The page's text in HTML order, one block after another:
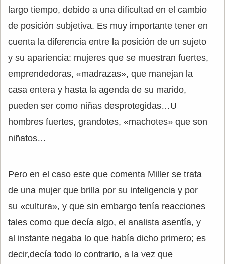
largo tiempo, debido a una dificultad en el cambio
de posición subjetiva. Es muy importante tener en
cuenta la diferencia entre la posición de un sujeto
y su apariencia: mujeres que se muestran fuertes,
emprendedoras, «madrazas», que manejan la
casa entera y hasta la agenda de su marido,
pueden ser como niñas desprotegidas…U
hombres fuertes, grandotes, «machotes» que son
niñatos…
Pero en el caso este que comenta Miller se trata
de una mujer que brilla por su inteligencia y por
su «cultura», y que sin embargo tenía reacciones
tales como que decía algo, el analista asentía, y
al instante negaba lo que había dicho primero; es
decir,decía todo lo contrario, a la vez que